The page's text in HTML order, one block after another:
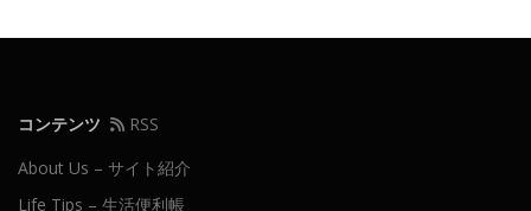
コンテンツ
RSS
About Us – サイト紹介
Life Tips – 生活便利帳